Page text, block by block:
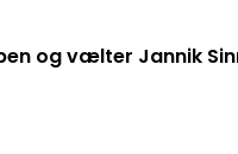
og vælter Jannik